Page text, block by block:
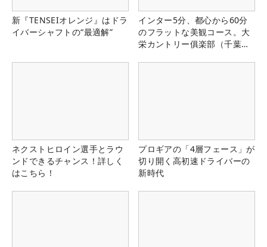
新『TENSEIオレンジ』はドラ
イバーシャフトの“最適解”
インター5分、都心から60分
のフラットな美観コース。大
栄カントリー俱楽部（千葉
ネクストヒロイン選手とラウ
ンドできるチャンス！詳しく
はこちら！
プロギアの「4層フェース」が
切り開く高初速ドライバーの
新時代